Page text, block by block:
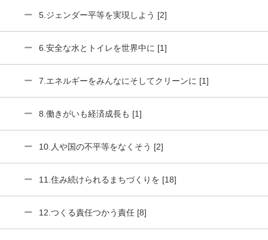
5.ジェンダー平等を実現しよう [2]
6.安全な水とトイレを世界中に [1]
7.エネルギーをみんなにそしてクリーンに [1]
8.働きがいも経済成長も [1]
10.人や国の不平等をなくそう [2]
11.住み続けられるまちづくりを [18]
12.つくる責任つかう責任 [8]